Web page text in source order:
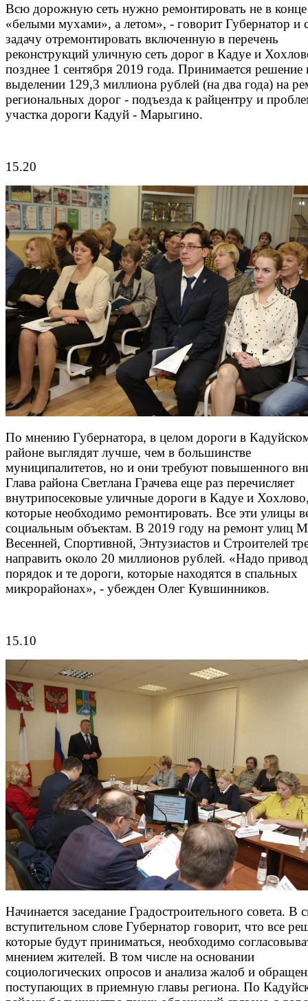
Всю дорожную сеть нужно ремонтировать не в конце
«белыми мухами», а летом», - говорит Губернатор и
задачу отремонтировать включенную в перечень
реконструкций уличную сеть дорог в Кадуе и
позднее 1 сентября 2019 года. Принимается решение
выделении 129,3 миллиона рублей (на два года) на
региональных дорог - подъезда к райцентру и
участка дороги Кадуй - Марыгино.
15.20
По мнению Губернатора, в целом дороги в
районе выглядят лучше, чем в большинстве
муниципалитетов, но и они требуют повышенного
Глава района Светлана Грачева еще раз перечисляет
внутрипосековые уличные дороги в Кадуе и
которые необходимо ремонтировать. Все эти улицы
социальным объектам. В 2019 году на ремонт улиц
Весенней, Спортивной, Энтузиастов и Строителей
направить около 20 миллионов рублей. «Надо
порядок и те дороги, которые находятся в спальных
микрорайонах», - убежден Олег Кувшинников.
15.10
Начинается заседание Градостроительного совета. В
вступительном слове Губернатор говорит, что все
которые будут приниматься, необходимо
мнением жителей. В том числе на основании
социологических опросов и анализа жалоб и
поступающих в приемную главы региона. По